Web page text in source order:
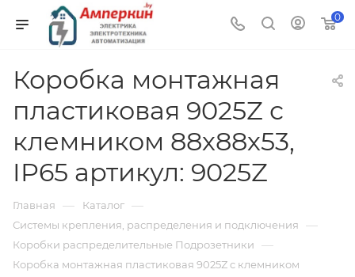
0
Коробка монтажная
пластиковая 9025Z с
клемником 88х88х53,
IP65 артикул: 9025Z
Главная — Каталог —
Системы крепления, распределения и подключения —
Коробки распределительные Подрозетники —
Коробка монтажная пластиковая 9025Z с клемником